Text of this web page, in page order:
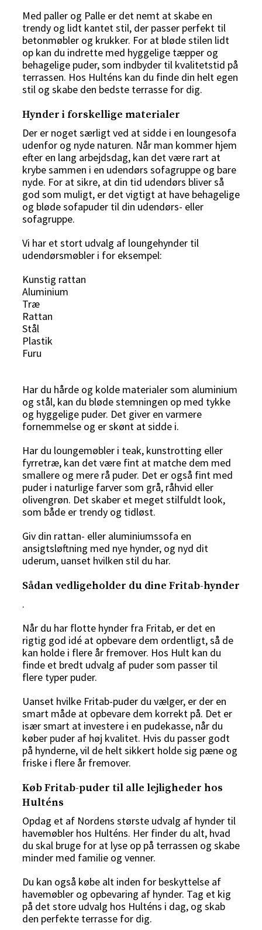
Med paller og Palle er det nemt at skabe en
trendy og lidt kantet stil, der passer perfekt til
betonmøbler og krukker. For at bløde stilen lidt
op kan du indrette med hyggelige tæpper og
behagelige puder, som indbyder til kvalitetstid på
terrassen. Hos Hulténs kan du finde din helt egen
stil og skabe den bedste terrasse for dig.
Hynder i forskellige materialer
Der er noget særligt ved at sidde i en loungesofa
udenfor og nyde naturen. Når man kommer hjem
efter en lang arbejdsdag, kan det være rart at
krybe sammen i en udendørs sofagruppe og bare
nyde. For at sikre, at din tid udendørs bliver så
god som muligt, er det vigtigt at have behagelige
og bløde sofapuder til din udendørs- eller
sofagruppe.
Vi har et stort udvalg af loungehynder til
udendørsmøbler i for eksempel:
Kunstig rattan
Aluminium
Træ
Rattan
Stål
Plastik
Furu
Har du hårde og kolde materialer som aluminium
og stål, kan du bløde stemningen op med tykke
og hyggelige puder. Det giver en varmere
fornemmelse og er skønt at sidde i.
Har du loungemøbler i teak, kunstrotting eller
fyrretræ, kan det være fint at matche dem med
smallere og mere rå puder. Det er også fint med
puder i naturlige farver som grå, råhvid eller
olivengrøn. Det skaber et meget stilfuldt look,
som både er trendy og tidløst.
Giv din rattan- eller aluminiumssofa en
ansigtsløftning med nye hynder, og nyd dit
uderum, uanset hvilken stil du har.
Sådan vedligeholder du dine Fritab-hynder
.
Når du har flotte hynder fra Fritab, er det en
rigtig god idé at opbevare dem ordentligt, så de
kan holde i flere år fremover. Hos Hult kan du
finde et bredt udvalg af pudersom passer til
flere typer puder.
Uanset hvilke Fritab-puder du vælger, er der en
smart måde at opbevare dem korrekt på. Det er
især smart at investere i en pudekasse, når du
køber puder af høj kvalitet. Hvis du passer godt
på hynderne, vil de helt sikkert holde sig pæne og
friske i flere år fremover.
Køb Fritab-puder til alle lejligheder hos
Hulténs
Opdag et af Nordens største udvalg af hynder til
havemøbler hos Hulténs. Her finder du alt, hvad
du skal bruge for at lyse op på terrassen og skabe
minder med familie og venner.
Du kan også købe alt inden for beskyttelse af
havemøbler og opbevaring af hynder. Tag et kig
på det store udvalg hos Hulténs i dag, og skab
den perfekte terrasse for dig.